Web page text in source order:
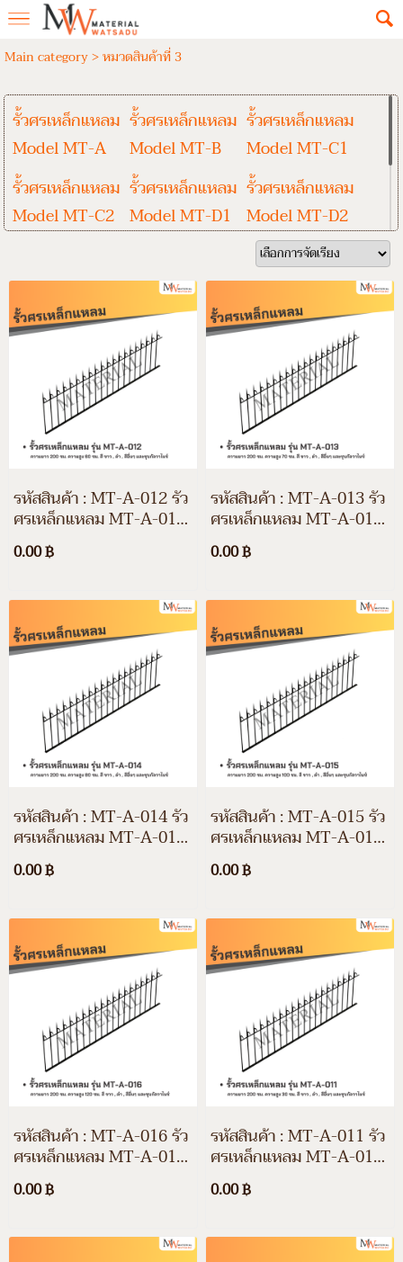
Main category>หมวดสินค้าที่ 3
รั้วศรเหล็กแหลม
Model MT-A
รั้วศรเหล็กแหลม
Model MT-B
รั้วศรเหล็กแหลม
Model MT-C1
รั้วศรเหล็กแหลม
Model MT-C2
รั้วศรเหล็กแหลม
Model MT-D1
รั้วศรเหล็กแหลม
Model MT-D2
Model MT-E
รั้วมอเตอร์เวย์
รั้วคาวบอย
รหัสสินค้า : MT-A-012 รั้ว
ศรเหล็กแหลม MT-A-012
ความยาว 200 ซม. ความสูง
60 ซม. สีขาว สีดำ สีอื่นๆ
0.00 ฿
รหัสสินค้า : MT-A-013 รั้ว
ศรเหล็กแหลม MT-A-013
ความยาว 200 ซม. ความสูง
70 ซม. สีขาว สีดำ สีอื่นๆ
0.00 ฿
รหัสสินค้า : MT-A-014 รั้ว
ศรเหล็กแหลม MT-A-014
ความยาว 200 ซม. ความสูง
80 ซม. สีขาว สีดำ สีอื่นๆ
0.00 ฿
รหัสสินค้า : MT-A-015 รั้ว
ศรเหล็กแหลม MT-A-015
ความยาว 200 ซม. ความสูง
100 ซม. สีขาว สีดำ สีอื่นๆ
0.00 ฿
รหัสสินค้า : MT-A-016 รั้ว
ศรเหล็กแหลม MT-A-016
ความยาว 200 ซม. ความสูง
120 ซม. สีขาว สีดำ สีอื่นๆ
0.00 ฿
รหัสสินค้า : MT-A-011 รั้ว
ศรเหล็กแหลม MT-A-011
ความยาว 200 ซม. ความสูง
30 ซม. สีขาว สีดำ สีอื่นๆ
0.00 ฿